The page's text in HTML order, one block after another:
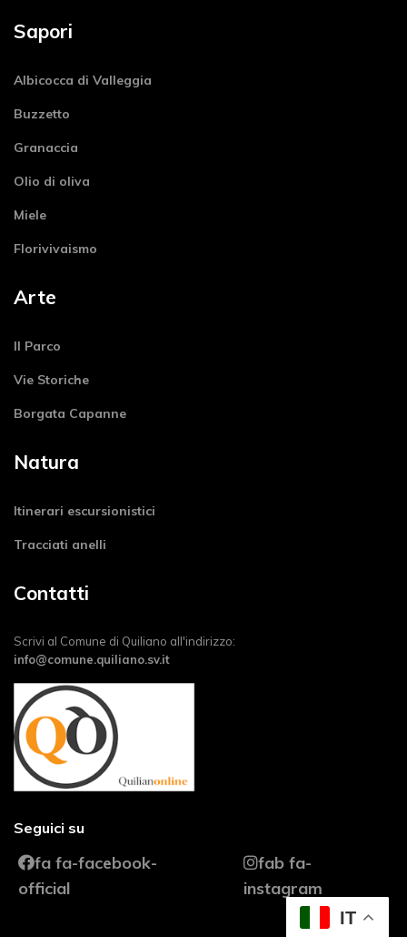
IT
Sapori
Albicocca di Valleggia
Buzzetto
Granaccia
Olio di oliva
Miele
Florivivaismo
Arte
Il Parco
Vie Storiche
Borgata Capanne
Natura
Itinerari escursionistici
Tracciati anelli
Contatti
Scrivi al Comune di Quiliano all'indirizzo:
info@comune.quiliano.sv.it
Seguici su
fa fa-facebook-
official
fab fa-
instagram